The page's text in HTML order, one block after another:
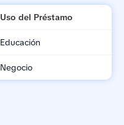
Uso del Préstamo
Educación
Negocio